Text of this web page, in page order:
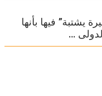
يشتبة” فيها بأنها
…